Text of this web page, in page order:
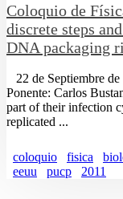
Coloquio de
discrete steps
DNA packaging
22 de Septiembre de
Ponente: Carlos
part of their infection
replicated ...
coloquio fisica
eeuu
pucp 2011